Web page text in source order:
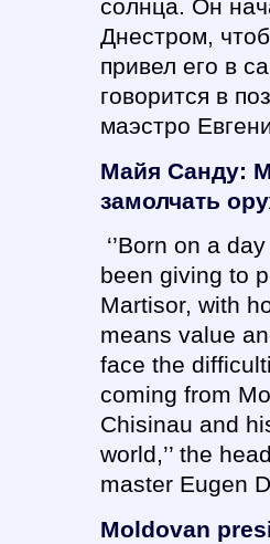
солнца. Он
Днестром,
привел его в
говорится в
маэстро
Майя Санду:
замолчать
‘’Born on a
been giving to
Martisor, with
means value
face the
coming from
Chisinau and
world,’’ the
master Eugen
Moldovan